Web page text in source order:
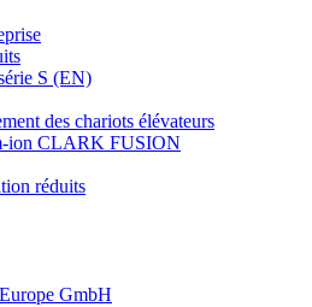
S (EN)
des chariots élévateurs
ion CLARK FUSION
réduits
GmbH